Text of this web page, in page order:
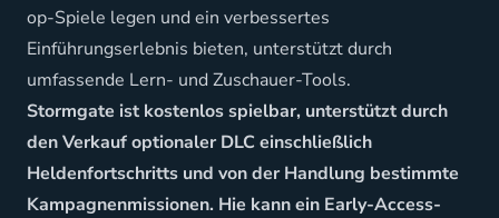
op-Spiele legen und ein verbessertes
Einführungserlebnis bieten, unterstützt durch
umfassende Lern- und Zuschauer-Tools.
Stormgate ist kostenlos spielbar, unterstützt durch
den Verkauf optionaler DLC einschließlich
Heldenfortschritts und von der Handlung bestimmte
Kampagnenmissionen. Hie kann ein Early-Access-